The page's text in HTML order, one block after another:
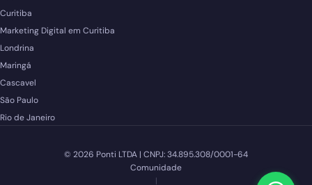
Curitiba
Marketing Digital em Curitiba
Londrina
Maringá
Cascavel
São Paulo
Rio de Janeiro
© 2026 Ponti LTDA | CNPJ: 34.895.308/0001-64
Comunidade
|